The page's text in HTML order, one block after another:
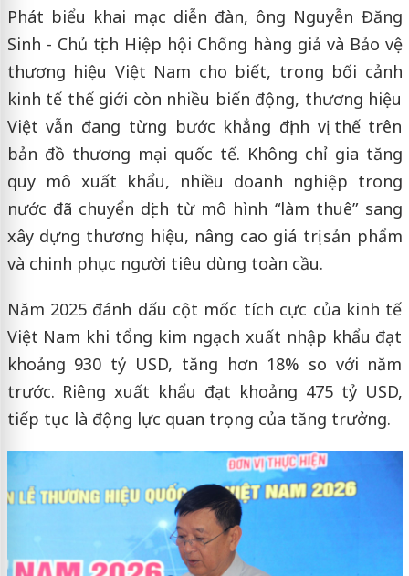
Phát biểu khai mạc diễn đàn, ông Nguyễn Đăng
Sinh - Chủ tịch Hiệp hội Chống hàng giả và Bảo vệ
thương hiệu Việt Nam cho biết, trong bối cảnh
kinh tế thế giới còn nhiều biến động, thương hiệu
Việt vẫn đang từng bước khẳng định vị thế trên
bản đồ thương mại quốc tế. Không chỉ gia tăng
quy mô xuất khẩu, nhiều doanh nghiệp trong
nước đã chuyển dịch từ mô hình “làm thuê” sang
xây dựng thương hiệu, nâng cao giá trị sản phẩm
và chinh phục người tiêu dùng toàn cầu.
Năm 2025 đánh dấu cột mốc tích cực của kinh tế
Việt Nam khi tổng kim ngạch xuất nhập khẩu đạt
khoảng 930 tỷ USD, tăng hơn 18% so với năm
trước. Riêng xuất khẩu đạt khoảng 475 tỷ USD,
tiếp tục là động lực quan trọng của tăng trưởng.